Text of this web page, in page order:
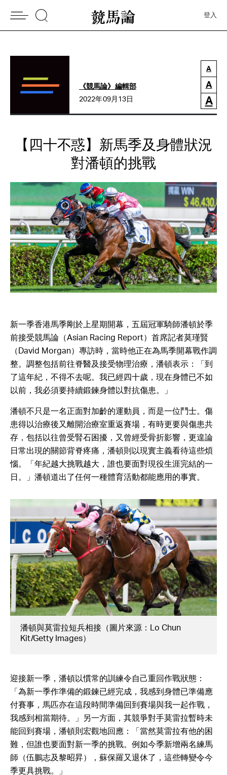
登入
《競馬論》編輯部
2022年09月13日
A
A
A
【四十不惑】新馬季及身體狀況
對潘頓的挑戰
新一季香港馬季剛於上星期開幕，五屆冠軍騎師潘頓於季
前接受競馬論（Asian Racing Report）首席記者莫瑾賢
（David Morgan）專訪時，當時他正在為馬季開幕戰作調
整。調整包括前往脊醫及接受物理治療，潘頓表示：「到
了這年紀，不得不去呢。我已經四十歲，現在身體已不如
以前，我必須要持續鍛鍊身體以對抗傷患。」
潘頓不只是一名正面對加齡的運動員，而是一位鬥士。傷
患得以治療後又離開治療室重返賽場，有時更要與傷患共
存，包括以往曾受腎石困擾，又曾經受骨折影響，更遑論
日常出現的關節背脊疼痛，潘頓則以現實主義看待這些煩
惱。「年紀越大挑戰越大，誰也要面對現役生涯完結的一
日。」潘頓道出了任何一種體育活動都能應用的事實。
潘頓與莫雷拉短兵相接（圖片來源：Lo Chun
Kit/Getty Images）
迎接新一季，潘頓以慣常的訓練令自己重回作戰狀態：
「為新一季作準備的鍛鍊已經完成，我感到身體已準備應
付賽事，馬匹亦在這段時間準備回到賽場與我一起作戰，
我感到相當期待。」另一方面，其競爭對手莫雷拉暫時未
能回到賽場，潘頓則宏觀地回應：「當然莫雷拉有他的困
難，但誰也要面對新一季的挑戰。例如今季新增兩名練馬
師（伍鵬志及黎昭昇），蘇保羅又退休了，這些轉變令今
季更具挑戰。」